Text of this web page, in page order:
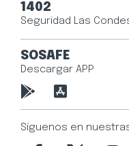
1402
Seguridad Las
SOSAFE
Descargar APP
Síguenos en